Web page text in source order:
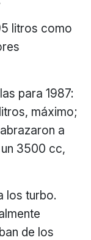
litros como
para 1987:
máximo;
a
3500 cc,
los turbo.
de los